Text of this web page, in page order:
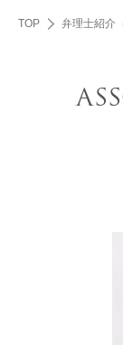
TOP 弁理士紹介